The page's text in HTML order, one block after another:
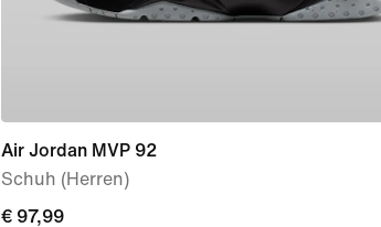
Air Jordan MVP 92
Schuh (Herren)
current
€ 97,99